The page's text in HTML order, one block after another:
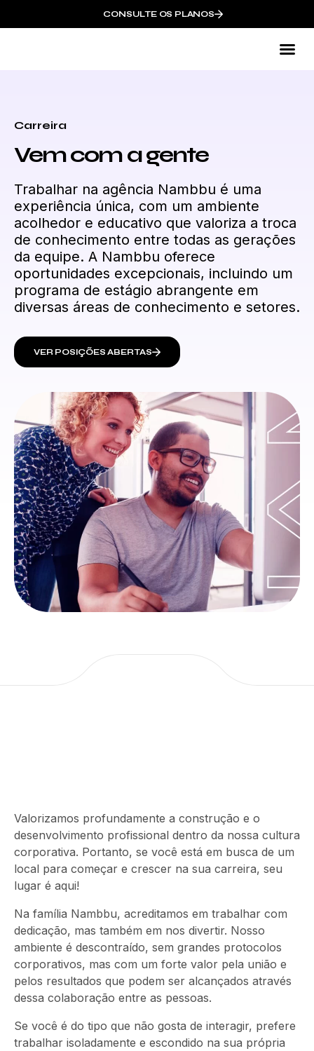
CONSULTE OS PLANOS
Carreira
Vem com a gente
Trabalhar na agência Nambbu é uma
experiência única, com um ambiente
acolhedor e educativo que valoriza a troca
de conhecimento entre todas as gerações
da equipe. A Nambbu oferece
oportunidades excepcionais, incluindo um
programa de estágio abrangente em
diversas áreas de conhecimento e setores.
VER POSIÇÕES ABERTAS
Valorizamos profundamente a construção e o
desenvolvimento profissional dentro da nossa cultura
corporativa. Portanto, se você está em busca de um
local para começar e crescer na sua carreira, seu
lugar é aqui!
Na família Nambbu, acreditamos em trabalhar com
dedicação, mas também em nos divertir. Nosso
ambiente é descontraído, sem grandes protocolos
corporativos, mas com um forte valor pela união e
pelos resultados que podem ser alcançados através
dessa colaboração entre as pessoas.
Se você é do tipo que não gosta de interagir, prefere
trabalhar isoladamente e escondido na sua própria